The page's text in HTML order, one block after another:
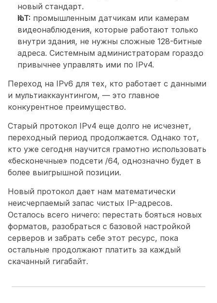
новый стандарт.
IoT: промышленным датчикам или камерам
видеонаблюдения, которые работают только
внутри здания, не нужны сложные 128-битные
адреса. Системным администраторам гораздо
привычнее управлять ими по IPv4.
Переход на IPv6 для тех, кто работает с данными
и мультиаккаунтингом, — это главное
конкурентное преимущество.
Старый протокол IPv4 еще долго не исчезнет,
переходный период продолжается. Однако тот,
кто уже сегодня научится грамотно использовать
«бесконечные» подсети /64, однозначно будет в
более выигрышной позиции.
Новый протокол дает нам математически
неисчерпаемый запас чистых IP-адресов.
Осталось всего ничего: перестать бояться новых
форматов, разобраться с базовой настройкой
серверов и забрать себе этот ресурс, пока
остальные продолжают платить за каждый
скачанный гигабайт.